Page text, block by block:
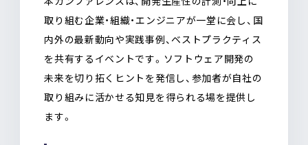
取り組む企業・組織・エンジニアが一堂に会し、国
内外の最新動向や実践事例、ベストプラクティス
を共有するイベントです。ソフトウェア開発の
未来を切り拓くヒントを発信し、参加者が自社の
取り組みに活かせる知見を得られる場を提供し
ます。